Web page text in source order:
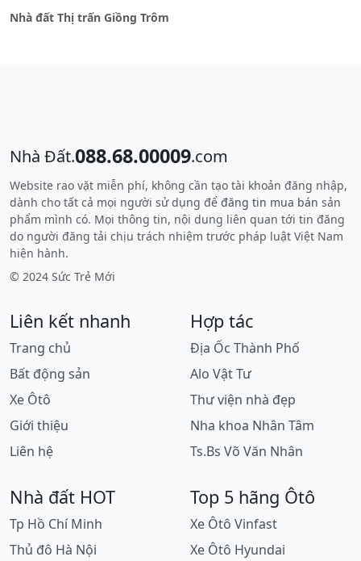
Nhà đất Thị trấn Giồng Trôm
Nhà Đất.088.68.00009.com
Website rao vặt miễn phí, không cần tạo tài khoản đăng nhập,
dành cho tất cả mọi người sử dụng để đăng tin mua bán sản
phẩm mình có. Mọi thông tin, nội dung liên quan tới tin đăng
do người đăng tải chịu trách nhiệm trước pháp luật Việt Nam
hiện hành.
© 2024 Sức Trẻ Mới
Liên kết nhanh
Trang chủ
Bất động sản
Xe Ôtô
Giới thiệu
Liên hệ
Hợp tác
Địa Ốc Thành Phố
Alo Vật Tư
Thư viện nhà đẹp
Nha khoa Nhân Tâm
Ts.Bs Võ Văn Nhân
Nhà đất HOT
Tp Hồ Chí Minh
Thủ đô Hà Nội
Top 5 hãng Ôtô
Xe Ôtô Vinfast
Xe Ôtô Hyundai